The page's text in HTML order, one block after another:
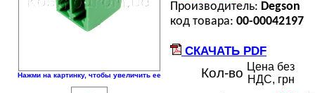
Нажми на картинку, чтобы увеличить ее
Производитель: Degson
код товара: 00-00042197
СКАЧАТЬ PDF
Кол-во Цена без
НДС, грн